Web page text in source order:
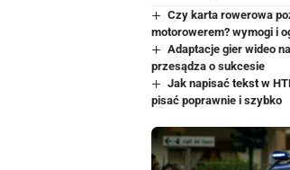
Czy karta rowerowa
motorowerem? wymogi i
Adaptacje gier wideo
przesądza o sukcesie
Jak napisać tekst w
pisać poprawnie i szybko